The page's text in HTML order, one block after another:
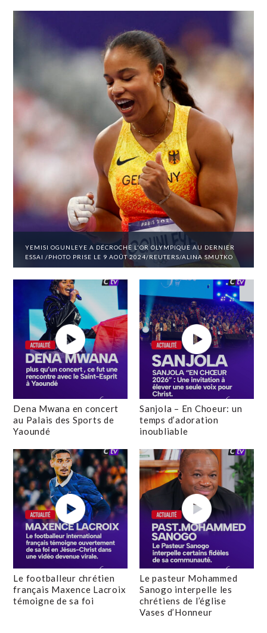
YEMISI OGUNLEYE A DÉCROCHÉ L'OR OLYMPIQUE AU DERNIER
ESSAI /PHOTO PRISE LE 9 AOÛT 2024/REUTERS/ALINA SMUTKO
Dena Mwana en concert
au Palais des Sports de
Yaoundé
Sanjola – En Choeur: un
temps d’adoration
inoubliable
Le footballeur chrétien
français Maxence Lacroix
témoigne de sa foi
Le pasteur Mohammed
Sanogo interpelle les
chrétiens de l’église
Vases d’Honneur